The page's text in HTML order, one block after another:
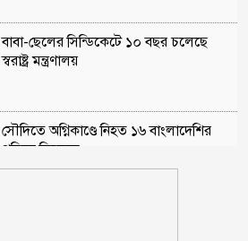
বাবা-ছেলের সিন্ডিকেটে ১০ বছর চলেছে
স্বরাষ্ট্র মন্ত্রণালয়
সৌদিতে অগ্নিকাণ্ডে নিহত ১৬ বাংলাদেশির
পরিচয় মিলেছে